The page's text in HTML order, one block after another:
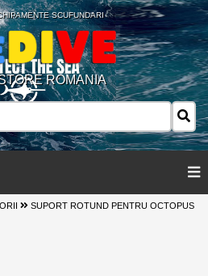
SCUFUNDARI
ROMANIA
SUPORT ROTUND PENTRU OCTOPUS